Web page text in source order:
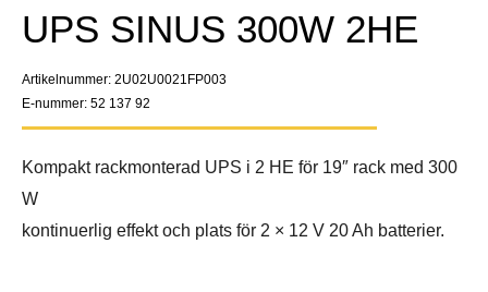
UPS SINUS 300W 2HE
Artikelnummer: 2U02U0021FP003
E-nummer: 52 137 92
Kompakt rackmonterad UPS i 2 HE för 19″ rack med 300
W
kontinuerlig effekt och plats för 2 × 12 V 20 Ah batterier.